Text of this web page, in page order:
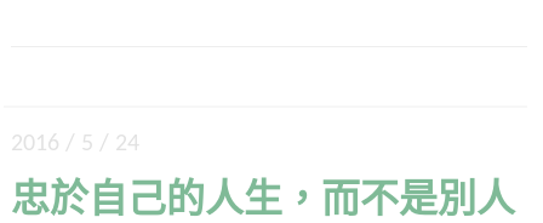
2016 / 5 / 24
忠於自己的人生，而不是別人